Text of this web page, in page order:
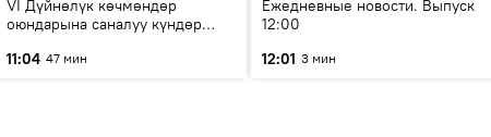
VI Дүйнөлүк көчмөндөр
оюндарына саналуу күндөр
этапка жетти?
11:04 47 мин
Ежедневные новости. Выпуск
12:00
12:01 3 мин